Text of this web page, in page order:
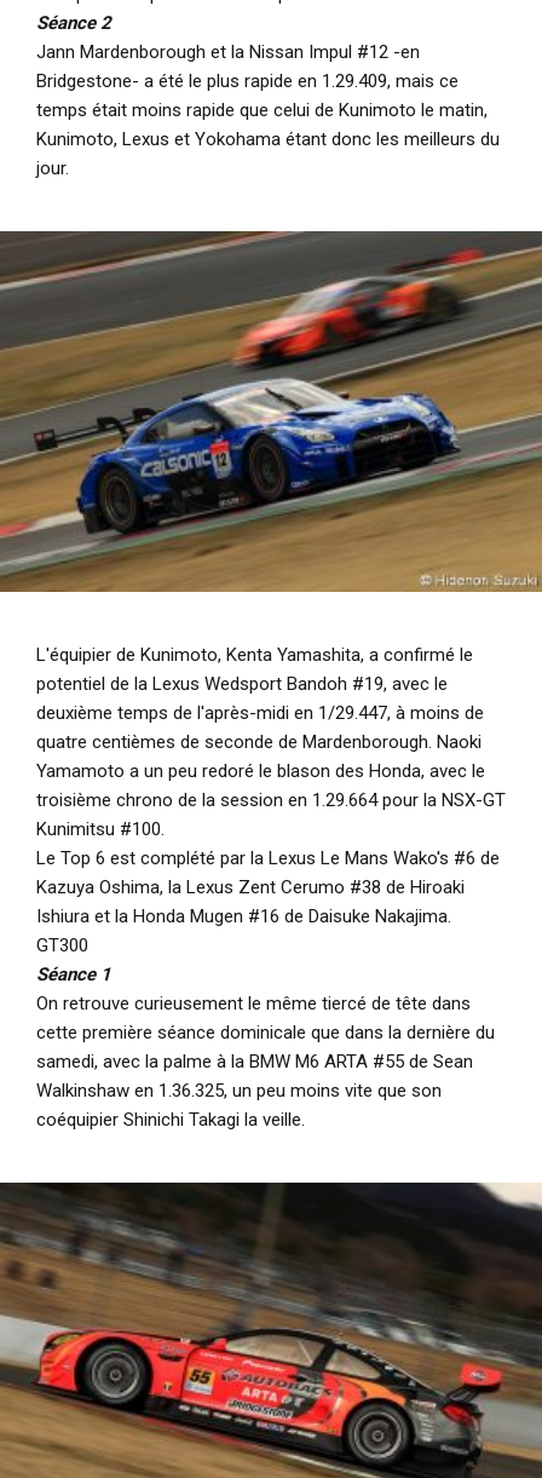
Séance 2
Jann Mardenborough et la Nissan Impul #12 -en
Bridgestone- a été le plus rapide en 1.29.409, mais ce
temps était moins rapide que celui de Kunimoto le matin,
Kunimoto, Lexus et Yokohama étant donc les meilleurs du
jour.
L'équipier de Kunimoto, Kenta Yamashita, a confirmé le
potentiel de la Lexus Wedsport Bandoh #19, avec le
deuxième temps de l'après-midi en 1/29.447, à moins de
quatre centièmes de seconde de Mardenborough. Naoki
Yamamoto a un peu redoré le blason des Honda, avec le
troisième chrono de la session en 1.29.664 pour la NSX-GT
Kunimitsu #100.
Le Top 6 est complété par la Lexus Le Mans Wako's #6 de
Kazuya Oshima, la Lexus Zent Cerumo #38 de Hiroaki
Ishiura et la Honda Mugen #16 de Daisuke Nakajima.
GT300
Séance 1
On retrouve curieusement le même tiercé de tête dans
cette première séance dominicale que dans la dernière du
samedi, avec la palme à la BMW M6 ARTA #55 de Sean
Walkinshaw en 1.36.325, un peu moins vite que son
coéquipier Shinichi Takagi la veille.